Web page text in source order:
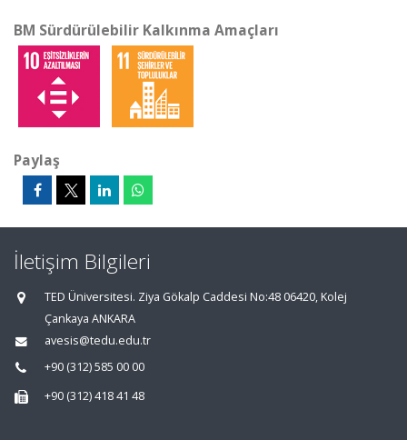
BM Sürdürülebilir Kalkınma Amaçları
Paylaş
İletişim Bilgileri
TED Üniversitesi. Ziya Gökalp Caddesi No:48 06420, Kolej
Çankaya ANKARA
avesis@tedu.edu.tr
+90 (312) 585 00 00
+90 (312) 418 41 48